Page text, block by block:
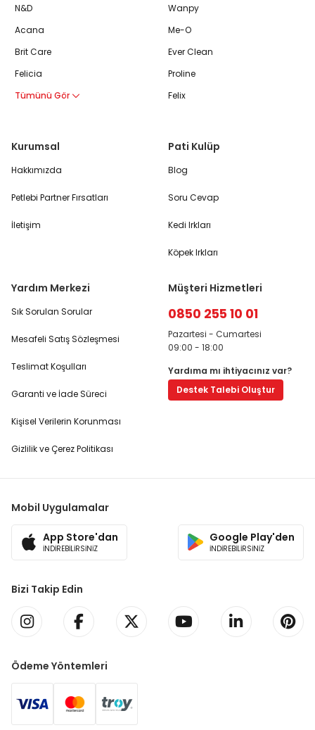
N&D
Acana
Brit Care
Felicia
Tümünü Gör
Wanpy
Me-O
Ever Clean
Proline
Felix
Kurumsal
Hakkımızda
Petlebi Partner Fırsatları
İletişim
Pati Kulüp
Blog
Soru Cevap
Kedi Irkları
Köpek Irkları
Yardım Merkezi
Sık Sorulan Sorular
Mesafeli Satış Sözleşmesi
Teslimat Koşulları
Garanti ve İade Süreci
Kişisel Verilerin Korunması
Gizlilik ve Çerez Politikası
Müşteri Hizmetleri
0850 255 10 01
Pazartesi - Cumartesi
09:00 - 18:00
Yardıma mı ihtiyacınız var?
Destek Talebi Oluştur
Mobil Uygulamalar
App Store'dan
İNDİREBİLİRSİNİZ
Google Play'den
İNDİREBİLİRSİNİZ
Bizi Takip Edin
Ödeme Yöntemleri